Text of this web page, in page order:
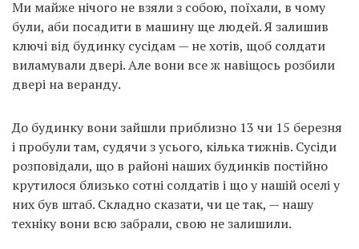
Ми майже нічого не взяли з собою, поїхали, в чому
були, аби посадити в машину ще людей. Я залишив
ключі від будинку сусідам — не хотів, щоб солдати
виламували двері. Але вони все ж навіщось розбили
двері на веранду.
До будинку вони зайшли приблизно 13 чи 15 березня
і пробули там, судячи з усього, кілька тижнів. Сусіди
розповідали, що в районі наших будинків постійно
крутилося близько сотні солдатів і що у нашій оселі у
них був штаб. Складно сказати, чи це так, — нашу
техніку вони всю забрали, свою не залишили.